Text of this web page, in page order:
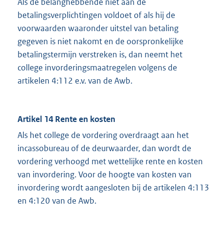
Als de belanghebbende niet aan de
betalingsverplichtingen voldoet of als hij de
voorwaarden waaronder uitstel van betaling
gegeven is niet nakomt en de oorspronkelijke
betalingstermijn verstreken is, dan neemt het
college invorderingsmaatregelen volgens de
artikelen 4:112 e.v. van de Awb.
Artikel 14 Rente en kosten
Als het college de vordering overdraagt aan het
incassobureau of de deurwaarder, dan wordt de
vordering verhoogd met wettelijke rente en kosten
van invordering. Voor de hoogte van kosten van
invordering wordt aangesloten bij de artikelen 4:113
en 4:120 van de Awb.